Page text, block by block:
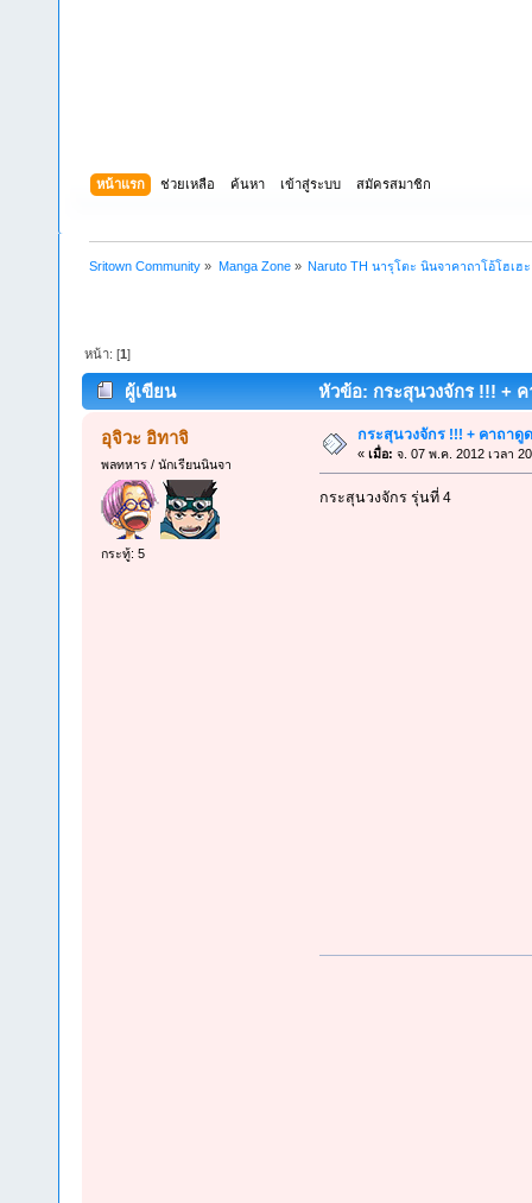
หน้าแรก ช่วยเหลือ ค้นหา เข้าสู่ระบบ สมัครสมาชิก
Sritown Community » Manga Zone» Naruto TH นารุโตะ นินจาคาถาโอ้โฮเฮ
หน้า: [1]
ผู้เขียน หัวข้อ: กระสุนวงจักร !!! +
อุจิวะ อิทาจิ
พลทหาร / นักเรียนนินจา
กระทู้: 5
กระสุนวงจักร !!! + คาถาดู
« เมื่อ: จ. 07 พ.ค. 2012 เวลา
กระสุนวงจักร รุ่นที่ 4